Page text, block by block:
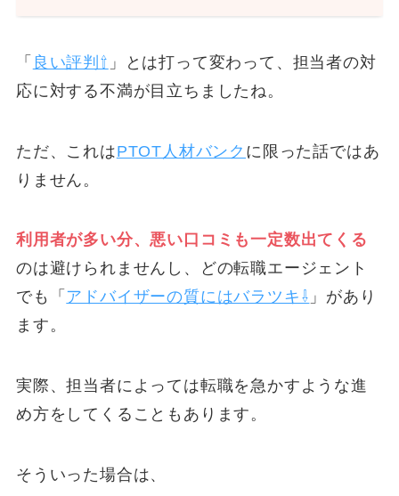
「 良い評判⇧ 」とは打って変わって、担当者の対
応に対する不満が目立ちましたね。
ただ、これはPTOT人材バンク に限った話ではあ
りません。
利用者が多い分、悪い口コミも一定数出てくる
のは避けられませんし、どの転職エージェント
でも「 アドバイザーの質にはバラツキ⇩ 」があり
ます。
実際、担当者によっては転職を急かすような進
め方をしてくることもあります。
そういった場合は、